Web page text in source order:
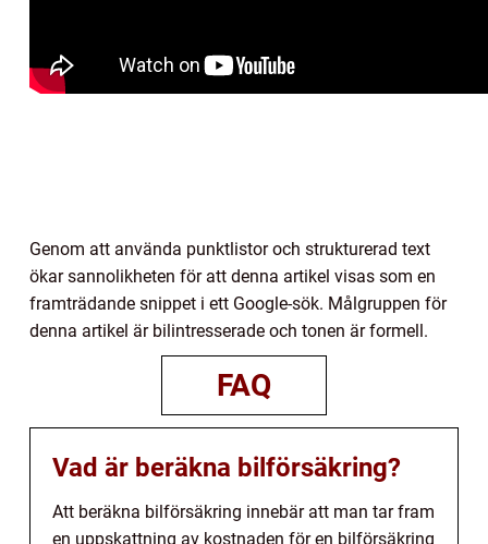
Genom att använda punktlistor och strukturerad text
ökar sannolikheten för att denna artikel visas som en
framträdande snippet i ett Google-sök. Målgruppen för
denna artikel är bilintresserade och tonen är formell.
FAQ
Vad är beräkna bilförsäkring?
Att beräkna bilförsäkring innebär att man tar fram
en uppskattning av kostnaden för en bilförsäkring